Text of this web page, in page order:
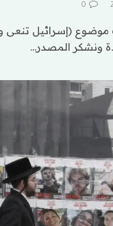
0
(إسرائيل تنعى
ونشكر المصدر…